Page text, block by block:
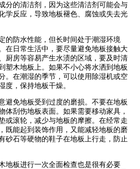
分的清洁剂，因为这些清洁剂可能会与
学反应，导致地板褪色、腐蚀或失去光
防水性能，但长时间处于潮湿环境
在日常生活中，要尽量避免地板接触大
厨房等容易产生水渍的区域，要及时清
塑木地板上。如果不小心将水洒到地板
。在潮湿的季节，可以使用除湿机或空
度，保持地板干燥。
免地板受到过度的磨损。不要在地板
体刮伤地板表面。如果需要移动家具，
或滚轮，减少与地板的摩擦。在经常走
既能起到装饰作用，又能减轻地板的磨
砂石等硬物的鞋子在地板上行走，防止
板进行一次全面检查也是很有必要